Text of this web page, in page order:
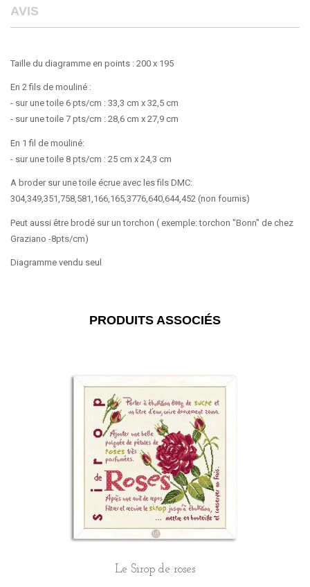
AVIS
Taille du diagramme en points : 200 x 195
En 2 fils de mouliné :
- sur une toile 6 pts/cm : 33,3 cm x 32,5 cm
- sur une toile 7 pts/cm : 28,6 cm x 27,9 cm
En 1 fil de mouliné:
- sur une toile 8 pts/cm : 25 cm x 24,3 cm
A broder sur une toile écrue avec les fils DMC:
304,349,351,758,581,166,165,3776,640,644,452 (non fournis)
Peut aussi être brodé sur un torchon ( exemple: torchon "Bonn" de chez
Graziano -8pts/cm)
Diagramme vendu seul
PRODUITS ASSOCIÉS
Le Sirop de roses